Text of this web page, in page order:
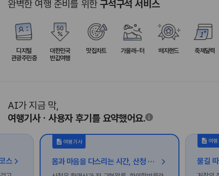
완벽한 여행 준비를 위한구석구석 서비스
디지털
관광주민증
대한민국
반값여행
맛집차트 가볼래-터 배지랜드 축제달력
AI가 지금 막,
여행기사ㆍ사용자 후기를 요약했어요.
스
여행기사
몸과 마음을 다스리는 시간, 산청 힐링 여행
여
물길